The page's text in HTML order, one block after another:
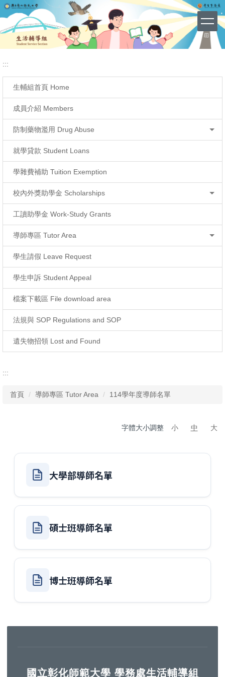
跳
到
主
內
114學年度導師名單
網站導覽 (Site Map)
:::
生輔組首頁 Home
成員介紹 Members
防制藥物濫用 Drug Abuse
就學貸款 Student Loans
學雜費補助 Tuition Exemption
校內外獎助學金 Scholarships
工讀助學金 Work-Study Grants
導師專區 Tutor Area
學生請假 Leave Request
學生申訴 Student Appeal
檔案下載區 File download area
法規與 SOP Regulations and SOP
遺失物招領 Lost and Found
:::
首頁 導師專區 Tutor Area 114學年度導師名單
字體大小調整 小 中 大
大學部導師名單
碩士班導師名單
博士班導師名單
國立彰化師範大學 學務處生活輔導組